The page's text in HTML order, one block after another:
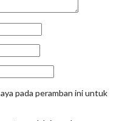
pada peramban ini untuk